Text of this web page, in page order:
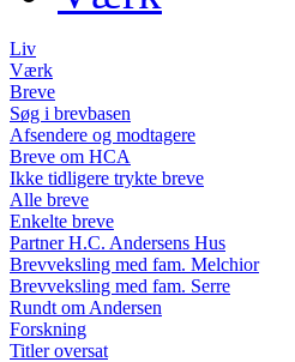
Liv
Værk
Breve
Søg i brevbasen
Afsendere og modtagere
Breve om HCA
Ikke tidligere trykte breve
Alle breve
Enkelte breve
Partner H.C. Andersens Hus
Brevveksling med fam. Melchior
Brevveksling med fam. Serre
Rundt om Andersen
Forskning
Titler oversat